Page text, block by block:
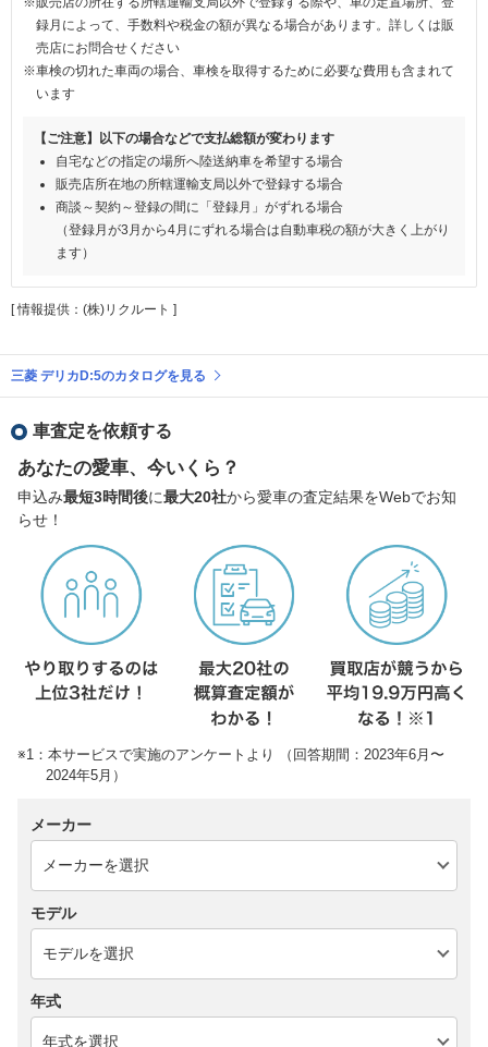
録月によって、手数料や税金の額が異なる場合があります。詳しくは販
売店にお問合せください
※車検の切れた車両の場合、車検を取得するために必要な費用も含まれて
います
【ご注意】以下の場合などで支払総額が変わります
自宅などの指定の場所へ陸送納車を希望する場合
販売店所在地の所轄運輸支局以外で登録する場合
商談～契約～登録の間に「登録月」がずれる場合
（登録月が3月から4月にずれる場合は自動車税の額が大きく上がり
ます）
[ 情報提供：(株)リクルート ]
三菱 デリカD:5のカタログを見る
車査定を依頼する
あなたの愛車、今いくら？
申込み最短3時間後に最大20社から愛車の査定結果をWebでお知
らせ！
※1：本サービスで実施のアンケートより （回答期間：2023年6月〜
2024年5月）
メーカー
モデル
年式